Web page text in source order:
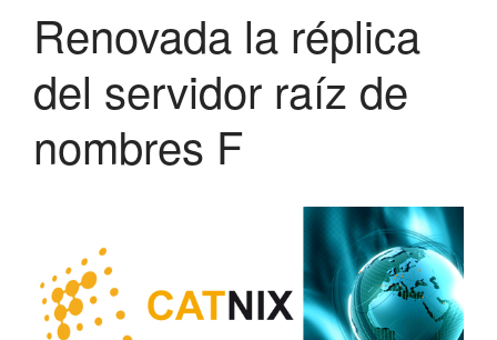
Información técnica
El CATNIX
Orange amplía su conexión al
Guifi.net consolida su
CATNIX
Conferencia sobre la evolución
hacia la automatización de
redes, del BGP a la inteligencia
artificial
Renovada la réplica
del servidor raíz de
nombres F